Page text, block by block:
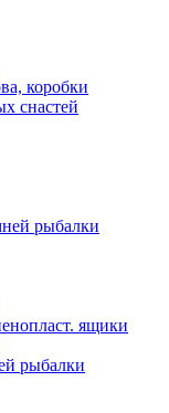
коробки
снастей
рыбалки
ящики
рыбалки